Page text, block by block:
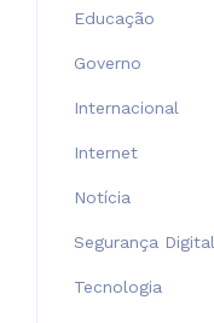
Educação
Governo
Internacional
Internet
Notícia
Segurança Digital
Tecnologia